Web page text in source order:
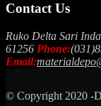
Contact Us
Ruko Delta Sari
61256 Phone:
Email:
© Copyright 2020 -